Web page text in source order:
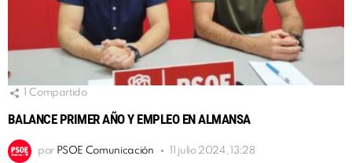
Compartido
BALANCE PRIMER AÑO Y EMPLEO EN ALMANSA
por PSOE Comunicación 11 julio 2024, 13:28